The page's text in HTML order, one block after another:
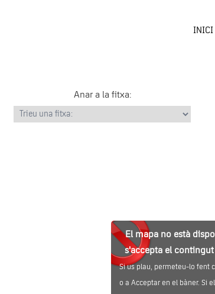
INICI
Anar a la fitxa:
El mapa no està
s'accepta el contingut
Si us plau, permeteu-lo fent
o a Acceptar en el bàner. Si